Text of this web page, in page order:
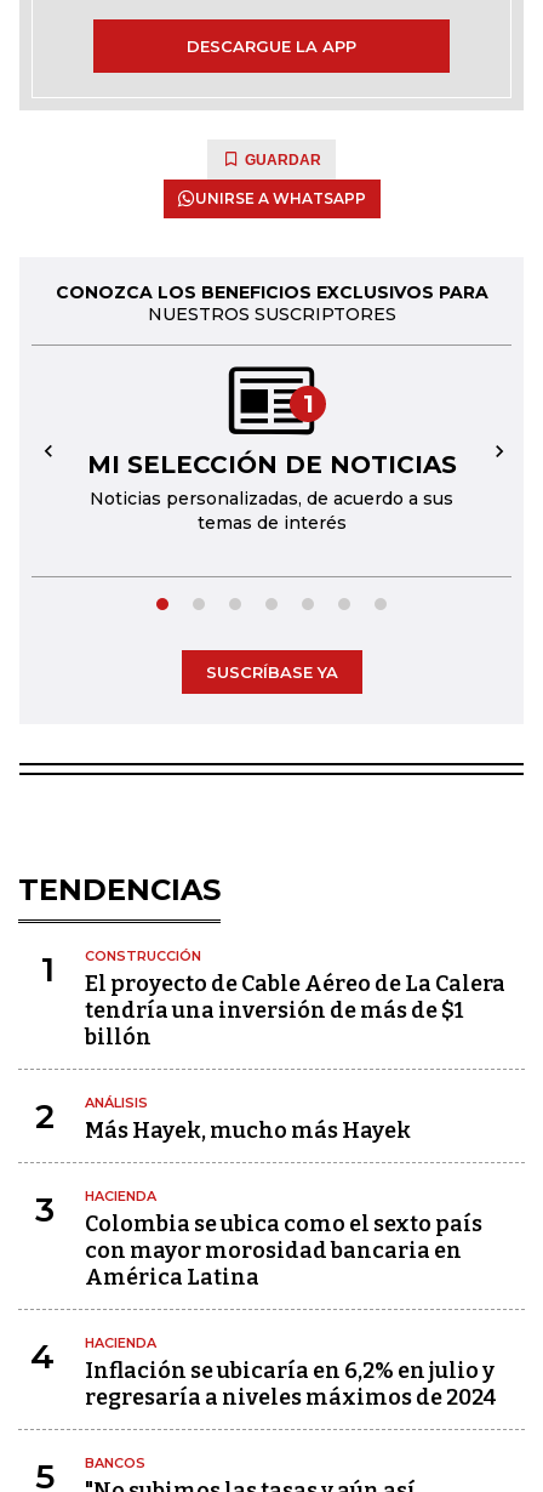
DESCARGUE LA APP
GUARDAR
UNIRSE A WHATSAPP
CONOZCA LOS BENEFICIOS EXCLUSIVOS PARA
NUESTROS SUSCRIPTORES
1
MI SELECCIÓN DE NOTICIAS
Noticias personalizadas, de acuerdo a sus
temas de interés
← →
SUSCRÍBASE YA
TENDENCIAS
1 CONSTRUCCIÓN
El proyecto de Cable Aéreo de La Calera
tendría una inversión de más de $1
billón
2 ANÁLISIS
Más Hayek, mucho más Hayek
3 HACIENDA
Colombia se ubica como el sexto país
con mayor morosidad bancaria en
América Latina
4 HACIENDA
Inflación se ubicaría en 6,2% en julio y
regresaría a niveles máximos de 2024
5 BANCOS